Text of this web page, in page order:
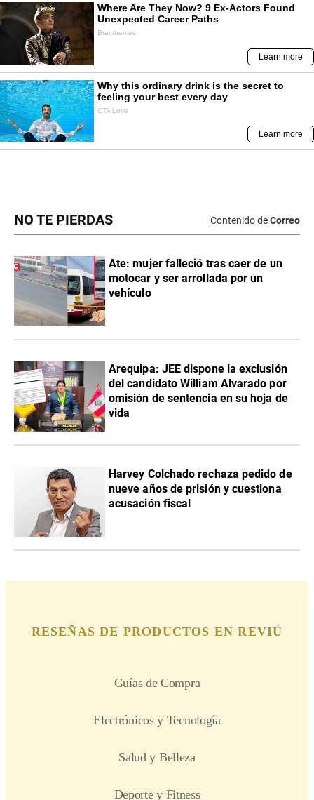
NO TE PIERDAS Contenido deCorreo
Ate: mujer falleció tras caer de un
motocar y ser arrollada por un
vehículo
​Arequipa: JEE dispone la exclusión
del candidato William Alvarado por
omisión de sentencia en su hoja de
vida
Harvey Colchado rechaza pedido de
nueve años de prisión y cuestiona
acusación fiscal